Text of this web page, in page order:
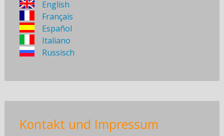
English
Français
Español
Italiano
Russisch
Kontakt und Impressum